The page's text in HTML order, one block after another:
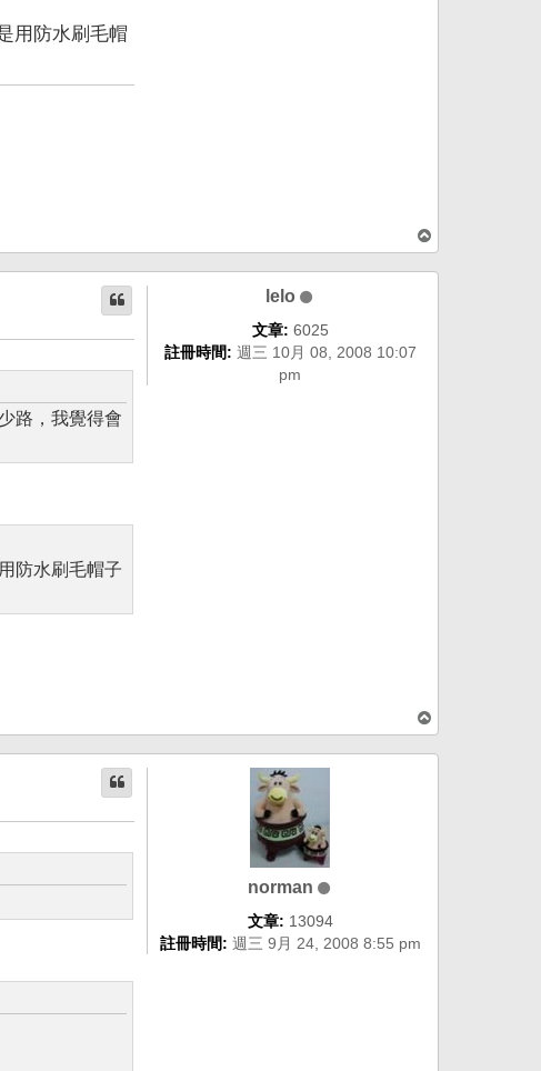
用防水刷毛帽
頂
端
lelo
文章: 6025
註冊時間: 週三 10月 08, 2008 10:07
pm
路，我覺得會
防水刷毛帽子
頂
端
norman
文章: 13094
註冊時間: 週三 9月 24, 2008 8:55 pm